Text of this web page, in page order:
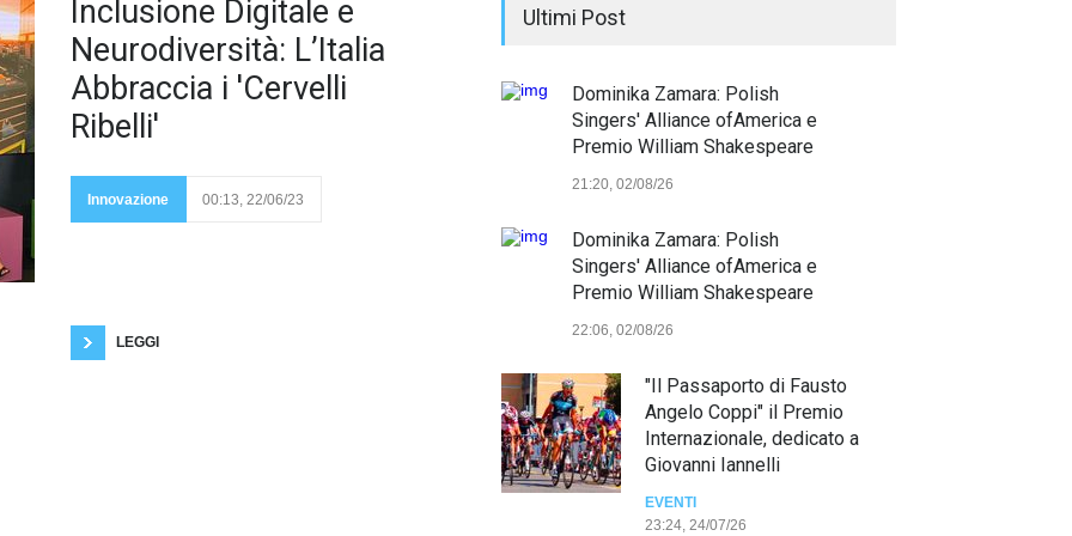
Inclusione Digitale e
Neurodiversità: L’Italia
Abbraccia i 'Cervelli
Ribelli'
Innovazione 00:13, 22/06/23
LEGGI
Ultimi Post
Dominika Zamara: Polish
Singers' Alliance ofAmerica e
Premio William Shakespeare
21:20, 02/08/26
Dominika Zamara: Polish
Singers' Alliance ofAmerica e
Premio William Shakespeare
22:06, 02/08/26
"Il Passaporto di Fausto
Angelo Coppi" il Premio
Internazionale, dedicato a
Giovanni Iannelli
EVENTI
23:24, 24/07/26